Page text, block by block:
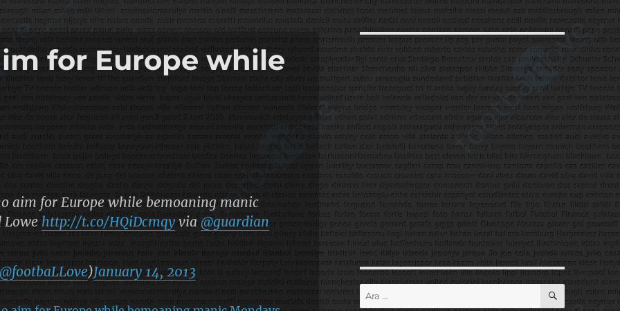
for Europe while
aim for Europe while bemoaning manic
Lowe http://t.co/HQiDcmqyvia @guardian
)January 14, 2013
Ara: ARA